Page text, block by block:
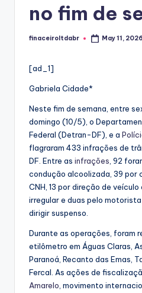
no fim de
Posted
finaceiroltdabr May 11, 2026
[ad_1]
Gabriela Cidade*
Neste fim de semana, entre
domingo (10/5), o
Federal (Detran-DF), e a
flagraram 433 infrações de
DF. Entre as infrações, 92
condução alcoolizada, 39 por
CNH, 13 por direção de
irregular e duas pelo
dirigir suspenso.
Durante as operações, foram
etilômetro em Águas Claras,
Paranoá, Recanto das Emas,
Fercal. As ações de
Amarelo, movimento